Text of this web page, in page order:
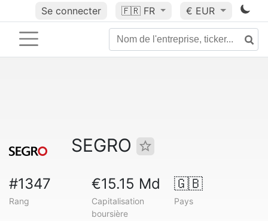
Se connecter 🇫🇷 FR € EUR
SEGRO
#1347
Rang
€15.15 Md
Capitalisation
boursière
🇬🇧
Pays